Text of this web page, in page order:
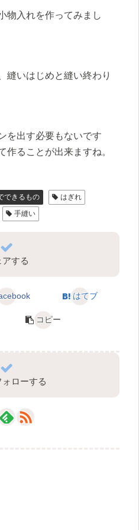
物入れを作ってみまし
縫いはじめと縫い終わり
を出す必要もないです
作ることが出来ますね。
できるもの
はぎれ
手縫い
アする
はてブ
コピー
ローする